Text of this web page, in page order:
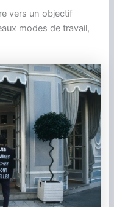
vers un objectif
modes de travail,